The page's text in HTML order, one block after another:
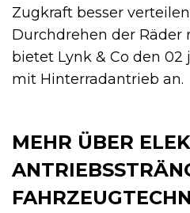
Zugkraft besser
Durchdrehen der Räder
bietet Lynk & Co den 02
mit Hinterradantrieb an.
MEHR ÜBER